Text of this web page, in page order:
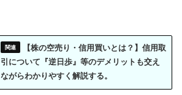
【株の空売り・信用買いとは？】信用取
引について『逆日歩』等のデメリットも交え
ながらわかりやすく解説する。